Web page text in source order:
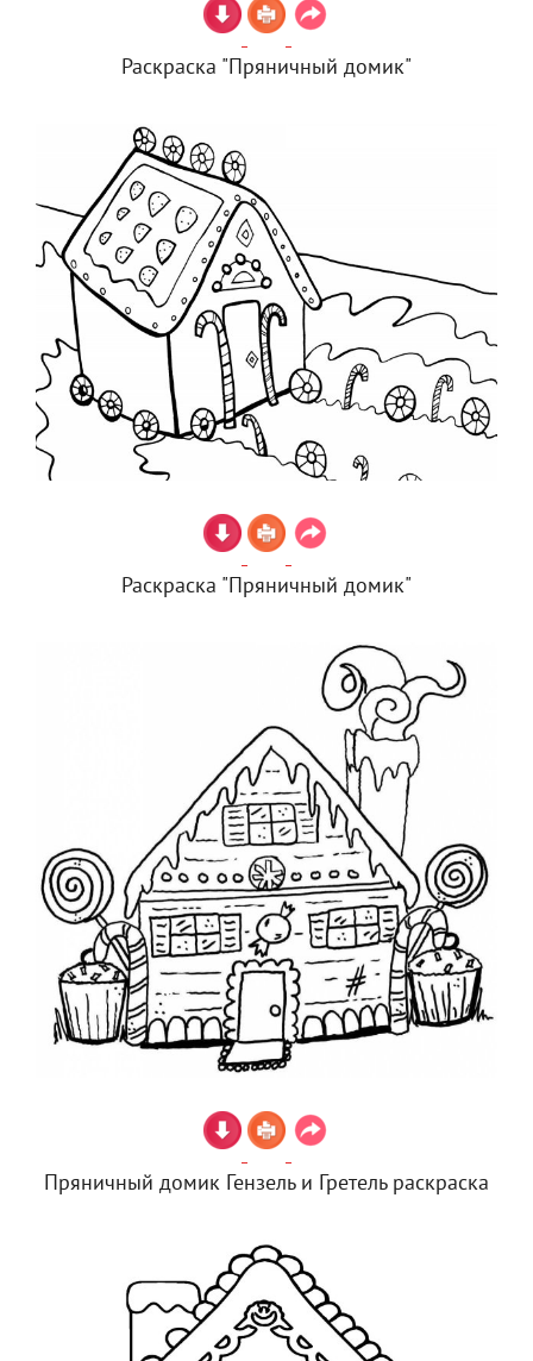
Раскраска "Пряничный домик"
Раскраска "Пряничный домик"
Пряничный домик Гензель и Гретель раскраска